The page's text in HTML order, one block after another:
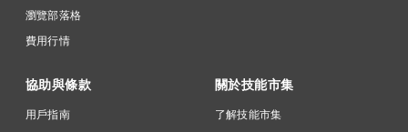
瀏覽部落格
費用行情
協助與條款
用戶指南
關於技能市集
了解技能市集